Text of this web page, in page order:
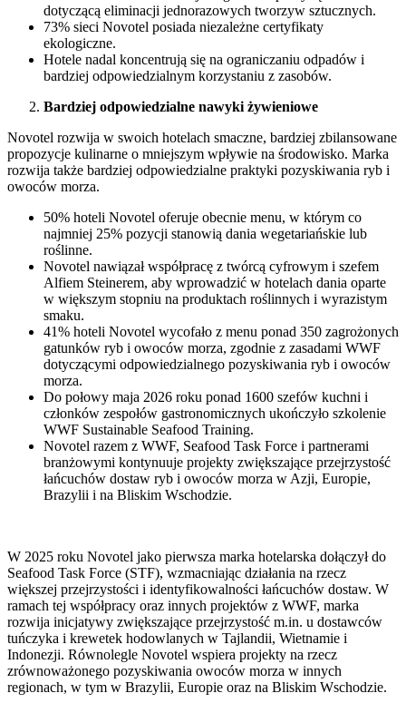
dotyczącą eliminacji jednorazowych tworzyw sztucznych.
73% sieci Novotel posiada niezależne certyfikaty
ekologiczne.
Hotele nadal koncentrują się na ograniczaniu odpadów i
bardziej odpowiedzialnym korzystaniu z zasobów.
Bardziej odpowiedzialne nawyki żywieniowe
Novotel rozwija w swoich hotelach smaczne, bardziej zbilansowane
propozycje kulinarne o mniejszym wpływie na środowisko. Marka
rozwija także bardziej odpowiedzialne praktyki pozyskiwania ryb i
owoców morza.
50% hoteli Novotel oferuje obecnie menu, w którym co
najmniej 25% pozycji stanowią dania wegetariańskie lub
roślinne.
Novotel nawiązał współpracę z twórcą cyfrowym i szefem
Alfiem Steinerem, aby wprowadzić w hotelach dania oparte
w większym stopniu na produktach roślinnych i wyrazistym
smaku.
41% hoteli Novotel wycofało z menu ponad 350 zagrożonych
gatunków ryb i owoców morza, zgodnie z zasadami WWF
dotyczącymi odpowiedzialnego pozyskiwania ryb i owoców
morza.
Do połowy maja 2026 roku ponad 1600 szefów kuchni i
członków zespołów gastronomicznych ukończyło szkolenie
WWF Sustainable Seafood Training.
Novotel razem z WWF, Seafood Task Force i partnerami
branżowymi kontynuuje projekty zwiększające przejrzystość
łańcuchów dostaw ryb i owoców morza w Azji, Europie,
Brazylii i na Bliskim Wschodzie.
W 2025 roku Novotel jako pierwsza marka hotelarska dołączył do
Seafood Task Force (STF), wzmacniając działania na rzecz
większej przejrzystości i identyfikowalności łańcuchów dostaw. W
ramach tej współpracy oraz innych projektów z WWF, marka
rozwija inicjatywy zwiększające przejrzystość m.in. u dostawców
tuńczyka i krewetek hodowlanych w Tajlandii, Wietnamie i
Indonezji. Równolegle Novotel wspiera projekty na rzecz
zrównoważonego pozyskiwania owoców morza w innych
regionach, w tym w Brazylii, Europie oraz na Bliskim Wschodzie.